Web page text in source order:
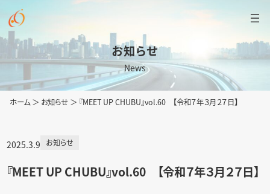
を
ス
お知らせ
News
ホーム＞ お知らせ ＞ 『MEET UP CHUBU』vol.60 【令和７年３月２７日】
2025.3.9 お知らせ
『MEET UP CHUBU』vol.60 【令和７年３月２７日】